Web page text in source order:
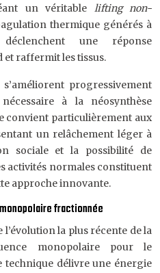
un véritable lifting non-
thermique générés à
une réponse
raffermit les tissus.
progressivement
à la néosynthèse
convient particulièrement aux
un relâchement léger à
sociale et la possibilité de
activités normales constituent
approche innovante.
fractionnée
la plus récente de la
monopolaire pour le
technique délivre une énergie